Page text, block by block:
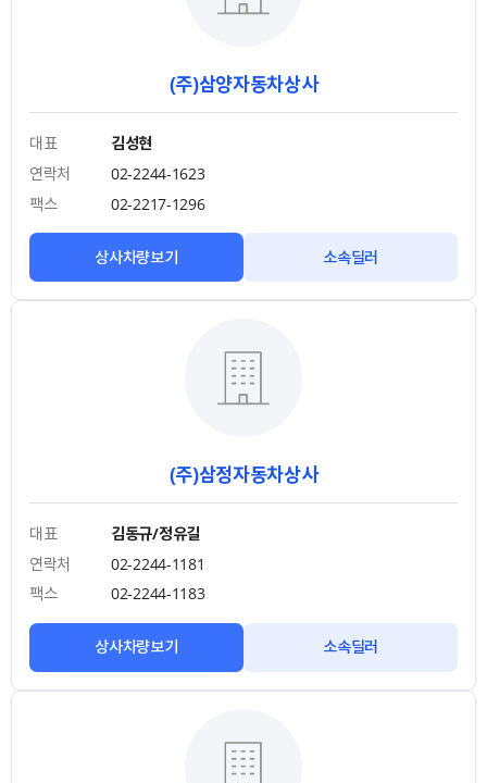
(주)삼양자동차상사
대표
김성현
연락처
02-2244-1623
팩스
02-2217-1296
상사차량보기 소속딜러
(주)삼정자동차상사
대표
김동규/정유길
연락처
02-2244-1181
팩스
02-2244-1183
상사차량보기 소속딜러